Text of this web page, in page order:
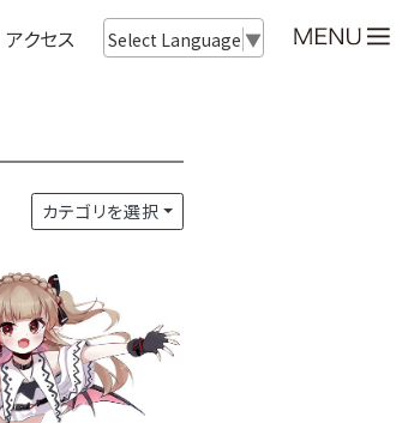
アクセス Select Language ▼
カテゴリを選択